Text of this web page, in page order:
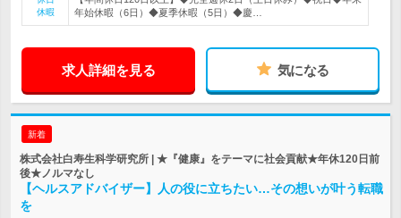
休暇
年始休暇（6日）◆夏季休暇（5日）◆慶…
求人詳細を見る 気になる
新着
株式会社白寿生科学研究所 | ★『健康』をテーマに社会貢献★年休120日前
後★ノルマなし
【ヘルスアドバイザー】人の役に立ちたい…その想いが叶う転職
を